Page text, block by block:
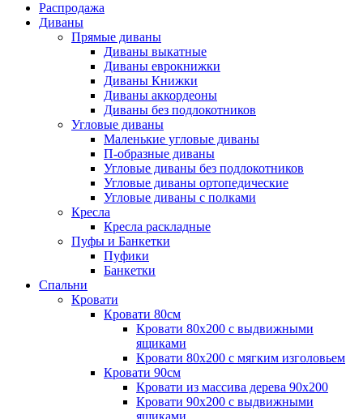
Распродажа
Диваны
Прямые диваны
Диваны выкатные
Диваны еврокнижки
Диваны Книжки
Диваны аккордеоны
Диваны без подлокотников
Угловые диваны
Маленькие угловые диваны
П-образные диваны
Угловые диваны без подлокотников
Угловые диваны ортопедические
Угловые диваны с полками
Кресла
Кресла раскладные
Пуфы и Банкетки
Пуфики
Банкетки
Спальни
Кровати
Кровати 80см
Кровати 80х200 с выдвижными
ящиками
Кровати 80х200 с мягким изголовьем
Кровати 90см
Кровати из массива дерева 90х200
Кровати 90х200 с выдвижными
ящиками